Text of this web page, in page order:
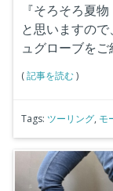
『そろそろ夏
と思いますの
ュグローブをご
(記事を読む)
Tags: ツーリング, モ